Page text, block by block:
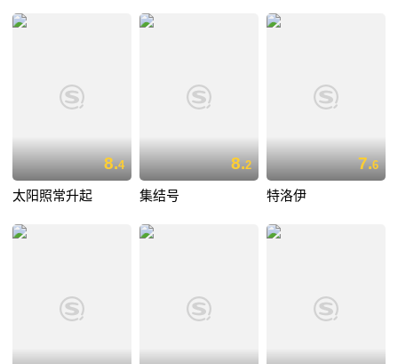
8.4
太阳照常升起
8.2
集结号
7.6
特洛伊